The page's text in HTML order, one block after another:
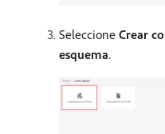
Seleccione Crear
esquema.